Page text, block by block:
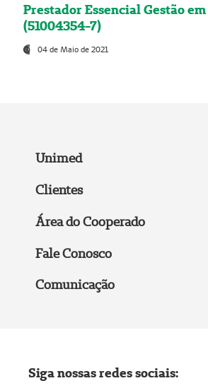
Prestador Essencial Gestão
(51004354-7)
04 de Maio de 2021
Unimed
Clientes
Área do Cooperado
Fale Conosco
Comunicação
Siga nossas redes sociais: